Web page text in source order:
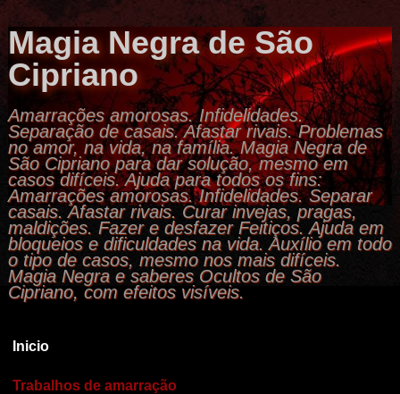
Magia Negra de São
Cipriano
Amarrações amorosas. Infidelidades.
Separação de casais. Afastar rivais. Problemas
no amor, na vida, na família. Magia Negra de
São Cipriano para dar solução, mesmo em
casos difíceis. Ajuda para todos os fins:
Amarrações amorosas. Infidelidades. Separar
casais. Afastar rivais. Curar invejas, pragas,
maldições. Fazer e desfazer Feitiços. Ajuda em
bloqueios e dificuldades na vida. Auxílio em todo
o tipo de casos, mesmo nos mais difíceis.
Magia Negra e saberes Ocultos de São
Cipriano, com efeitos visíveis.
Inicio
Trabalhos de amarração